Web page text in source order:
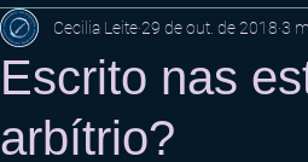
Escrito nas
arbítrio?
Cecilia Leite29 de out. de 2018 3